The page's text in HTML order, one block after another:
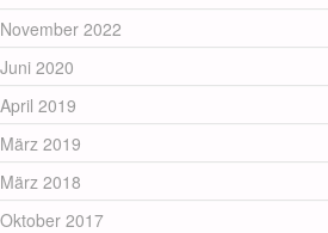
November 2022
Juni 2020
April 2019
März 2019
März 2018
Oktober 2017